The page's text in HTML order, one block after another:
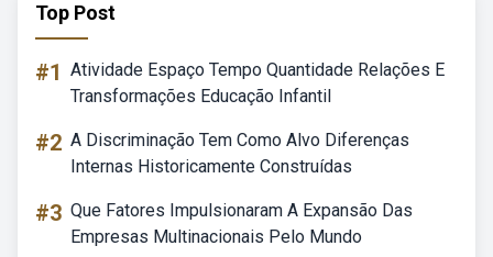
Top Post
#1 Atividade Espaço Tempo Quantidade Relações E
Transformações Educação Infantil
#2 A Discriminação Tem Como Alvo Diferenças
Internas Historicamente Construídas
#3 Que Fatores Impulsionaram A Expansão Das
Empresas Multinacionais Pelo Mundo